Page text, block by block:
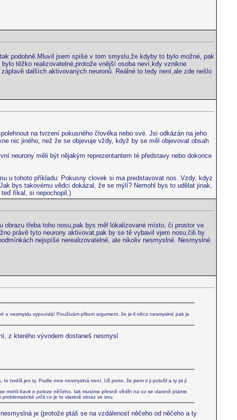
podobně.Mluvil jsem spíše v tom smyslu,že kdyby to bylo možné, pak
těžko realizovatelné,protože vnější osoba neví,kdy vznikne
dalších aktivovaných neuronů. Reálné to tedy není,ale zde nešlo
na tvrzení pokusného člověka nebo své. Jsi odkázán na jeho
nic jiného, než že se objevuje vždy, když by se měl objevovat obsah
neurony měli být nějakým reprezentantem té představy nebo dokonce
u tohoto příkladu: Pokusny clovek si ma predstavovat nos. Vzdy, kdyz
bys takovému vědci dokázal, že se mýlí? Nemohl bys to udělat jinak,
říkal, si nepochopil.)
třeba toho nosu,pak bys měl lókalizované místo, či prostor ve
právě tyto neurony aktivovat,pak by se tě vybavil vjem nosu,čili by
nejspíše nerealizovatelné, ale nikoliv nesmyslné. Nesmyslné
nesmyslu vypovídá! Používám přitom argument, že je-li něco nesmyslné pak je
z kterého vývodem dostaneš nesmysl
tvrdíš jen ty. Podle mne nesmyslná není. Už proto, že jsem ti ji položil a ty jsi jí
mohli bavit o poloze něčeho, tak musíme přesně vědět na co se vlastně ptáme.
určit co je to vlastně obraz ve snu.
je (protože ptáš se na vzdálenost něčeho od něčeho a ty